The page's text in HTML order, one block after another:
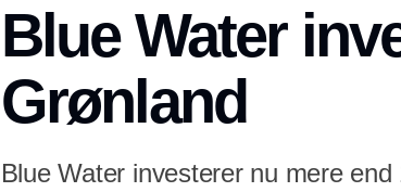
Blue Water
Grønland
Blue Water investerer nu mere